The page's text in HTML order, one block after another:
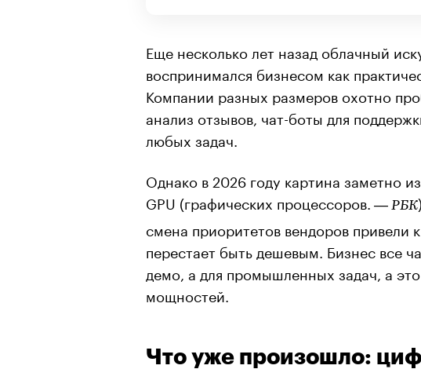
Еще несколько лет назад облачный
воспринимался бизнесом как
Компании разных размеров охотно
анализ отзывов, чат-боты для
любых задач.
Однако в 2026 году картина заметно
GPU (графических процессоров. — РБК
смена приоритетов вендоров привели
перестает быть дешевым. Бизнес все
демо, а для промышленных задач, а
мощностей.
Что уже произошло: